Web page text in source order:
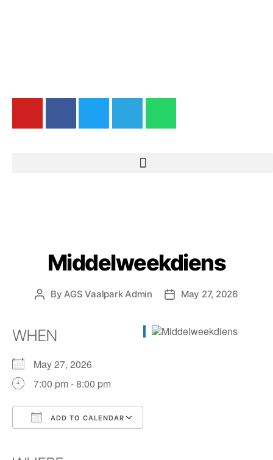
Middelweekdiens
ByAGS Vaalpark Admin May 27, 2026
WHEN
May 27, 2026
7:00 pm - 8:00 pm
ADD TO CALENDAR